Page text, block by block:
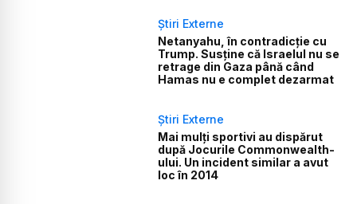
Știri Externe
Netanyahu, în contradicție cu
Trump. Susține că Israelul nu se
retrage din Gaza până când
Hamas nu e complet dezarmat
Știri Externe
Mai mulți sportivi au dispărut
după Jocurile Commonwealth-
ului. Un incident similar a avut
loc în 2014